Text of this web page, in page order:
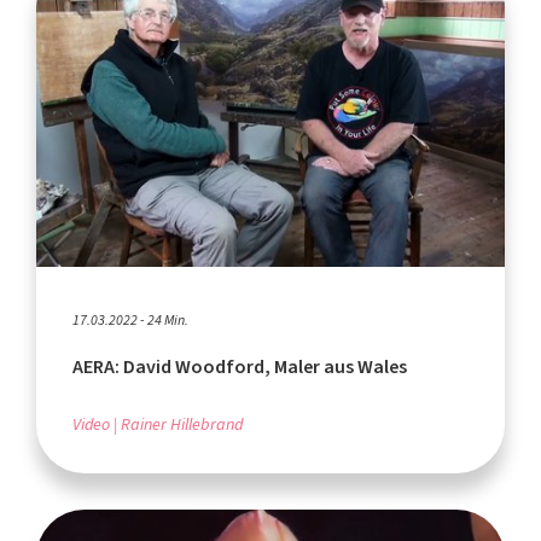
17.03.2022 - 24 Min.
AERA: David Woodford, Maler aus Wales
Video Rainer Hillebrand